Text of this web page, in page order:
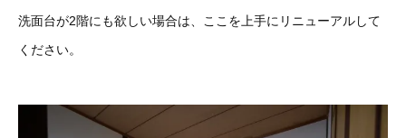
洗面台が2階にも欲しい場合は、ここを上手にリニューアルして
ください。